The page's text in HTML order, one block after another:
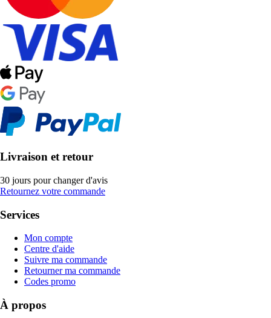
Livraison et retour
30 jours pour changer d'avis
Retournez votre commande
Services
Mon compte
Centre d'aide
Suivre ma commande
Retourner ma commande
Codes promo
À propos